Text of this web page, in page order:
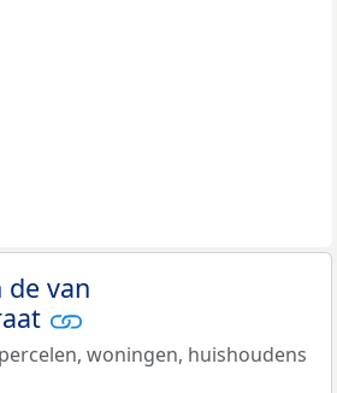
de van
woningen, huishoudens